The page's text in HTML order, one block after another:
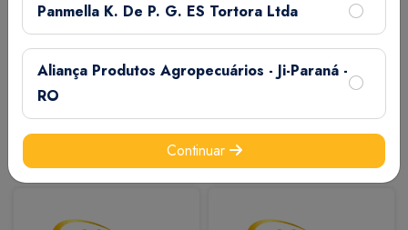
Panmella K. De P. G. ES Tortora Ltda
Aliança Produtos Agropecuários - Ji-Paraná -
RO
Continuar